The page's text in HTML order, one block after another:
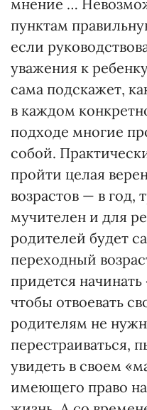
мнение …
пунктам
если
уважения к
сама подскажет,
в каждом
подходе многие
собой.
пройти целая
возрастов — в год,
мучителен и для
родителей будет
переходный
придется
чтобы отвоевать
родителям не
перестраиваться,
увидеть в своем
имеющего право